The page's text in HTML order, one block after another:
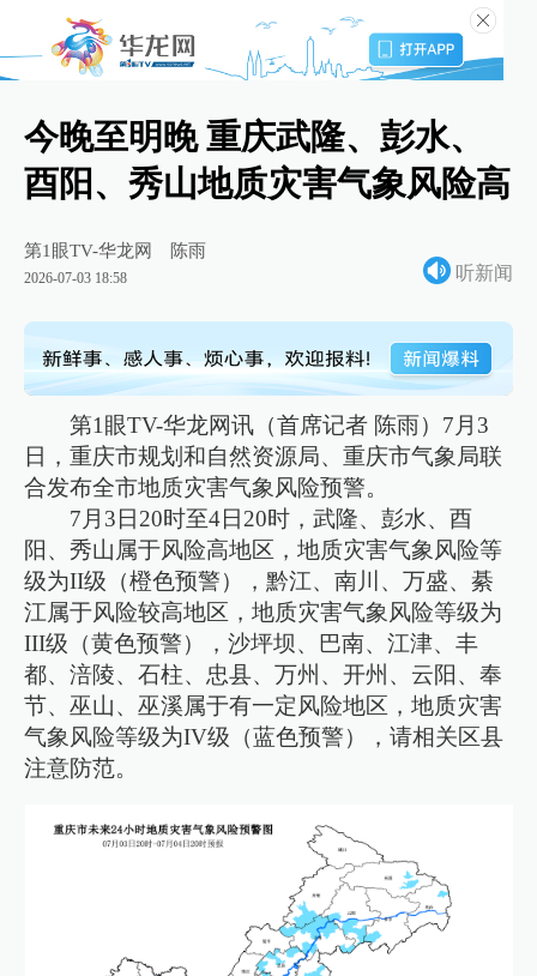
今晚至明晚 重庆武隆、彭水、
酉阳、秀山地质灾害气象风险高
第1眼TV-华龙网 陈雨
2026-07-03 18:58 听新闻
第1眼TV-华龙网讯（首席记者 陈雨）7月3
日，重庆市规划和自然资源局、重庆市气象局联
合发布全市地质灾害气象风险预警。
7月3日20时至4日20时，武隆、彭水、酉
阳、秀山属于风险高地区，地质灾害气象风险等
级为II级（橙色预警），黔江、南川、万盛、綦
江属于风险较高地区，地质灾害气象风险等级为
III级（黄色预警），沙坪坝、巴南、江津、丰
都、涪陵、石柱、忠县、万州、开州、云阳、奉
节、巫山、巫溪属于有一定风险地区，地质灾害
气象风险等级为IV级（蓝色预警），请相关区县
注意防范。